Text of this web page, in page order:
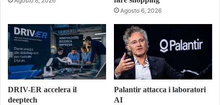
Agosto 6, 2026
DRIV-ER accelera il
deeptech
Palantir attacca i laboratori
AI